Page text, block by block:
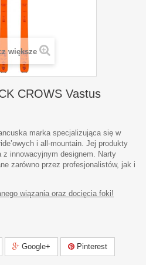
większe
CROWS Vastus
marka specjalizująca się w
i all-mountain. Jej produkty
z innowacyjnym designem. Narty
zarówno przez profesjonalistów, jak i
wiązania oraz docięcia foki!
Google+ Pinterest